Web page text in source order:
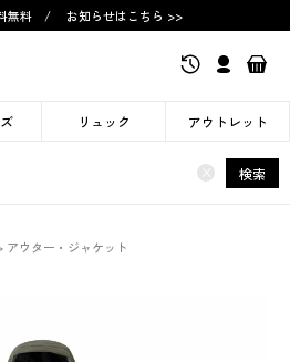
無料 / お知らせはこちら >>
リュック アウトレット
× 検索
アウター・ジャケット